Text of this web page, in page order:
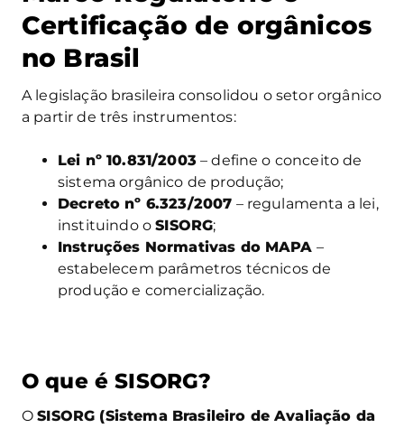
Certificação de orgânicos
no Brasil
A legislação brasileira consolidou o setor orgânico
a partir de três instrumentos:
Lei nº 10.831/2003– define o conceito de
sistema orgânico de produção;
Decreto nº 6.323/2007 – regulamenta a lei,
instituindo oSISORG;
Instruções Normativas do MAPA –
estabelecem parâmetros técnicos de
produção e comercialização.
O que é SISORG?
OSISORG (Sistema Brasileiro de Avaliação da